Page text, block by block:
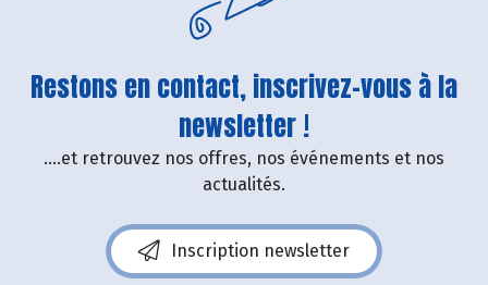
Restons en contact, inscrivez-vous à la
newsletter !
....et retrouvez nos offres, nos événements et nos
actualités.
Inscription newsletter